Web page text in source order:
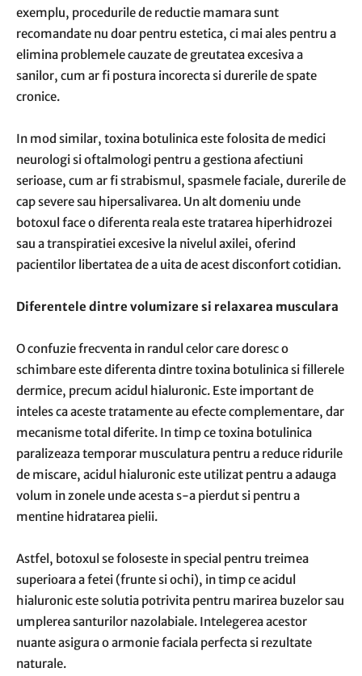
exemplu, procedurile de reductie mamara sunt
recomandate nu doar pentru estetica, ci mai ales pentru a
elimina problemele cauzate de greutatea excesiva a
sanilor, cum ar fi postura incorecta si durerile de spate
cronice.
In mod similar, toxina botulinica este folosita de medici
neurologi si oftalmologi pentru a gestiona afectiuni
serioase, cum ar fi strabismul, spasmele faciale, durerile de
cap severe sau hipersalivarea. Un alt domeniu unde
botoxul face o diferenta reala este tratarea hiperhidrozei
sau a transpiratiei excesive la nivelul axilei, oferind
pacientilor libertatea de a uita de acest disconfort cotidian.
Diferentele dintre volumizare si relaxarea musculara
O confuzie frecventa in randul celor care doresc o
schimbare este diferenta dintre toxina botulinica si fillerele
dermice, precum acidul hialuronic. Este important de
inteles ca aceste tratamente au efecte complementare, dar
mecanisme total diferite. In timp ce toxina botulinica
paralizeaza temporar musculatura pentru a reduce ridurile
de miscare, acidul hialuronic este utilizat pentru a adauga
volum in zonele unde acesta s-a pierdut si pentru a
mentine hidratarea pielii.
Astfel, botoxul se foloseste in special pentru treimea
superioara a fetei (frunte si ochi), in timp ce acidul
hialuronic este solutia potrivita pentru marirea buzelor sau
umplerea santurilor nazolabiale. Intelegerea acestor
nuante asigura o armonie faciala perfecta si rezultate
naturale.